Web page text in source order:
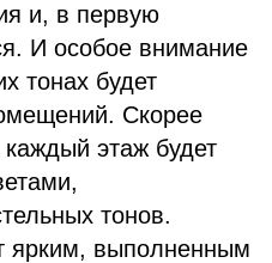
и, в первую
И особое внимание
тонах будет
Скорее
этаж будет
тонов.
ярким, выполненным